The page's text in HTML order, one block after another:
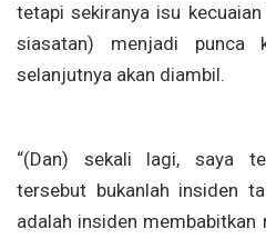
tetapi sekiranya isu
siasatan) menjadi punca
selanjutnya akan diambil.
“(Dan) sekali lagi, saya
tersebut bukanlah insiden
adalah insiden membabitkan